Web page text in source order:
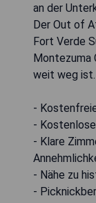
an der
Der Out of
Fort Verde
Montezuma
weit weg ist.
-
-
- Klare
- Nähe zu
-